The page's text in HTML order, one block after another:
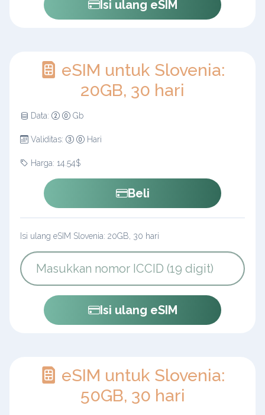
Isi ulang eSIM
eSIM untuk Slovenia:
20GB, 30 hari
Data: Gb
Validitas: Hari
Harga: 14.54$
Beli
Isi ulang eSIM Slovenia: 20GB, 30 hari
Isi ulang eSIM
eSIM untuk Slovenia:
50GB, 30 hari